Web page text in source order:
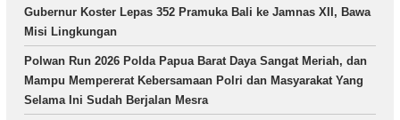
Gubernur Koster Lepas 352 Pramuka Bali ke Jamnas XII, Bawa
Misi Lingkungan
Polwan Run 2026 Polda Papua Barat Daya Sangat Meriah, dan
Mampu Mempererat Kebersamaan Polri dan Masyarakat Yang
Selama Ini Sudah Berjalan Mesra